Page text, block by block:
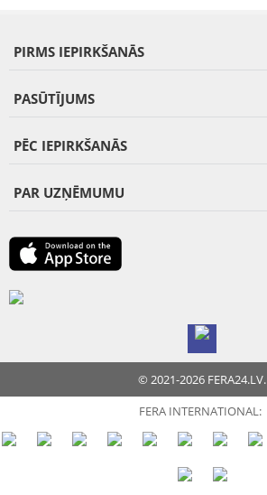
PIRMS IEPIRKŠANĀS
PASŪTĪJUMS
PĒC IEPIRKŠANĀS
PAR UZŅĒMUMU
© 2021-2026 FERA24.LV.
FERA INTERNATIONAL: